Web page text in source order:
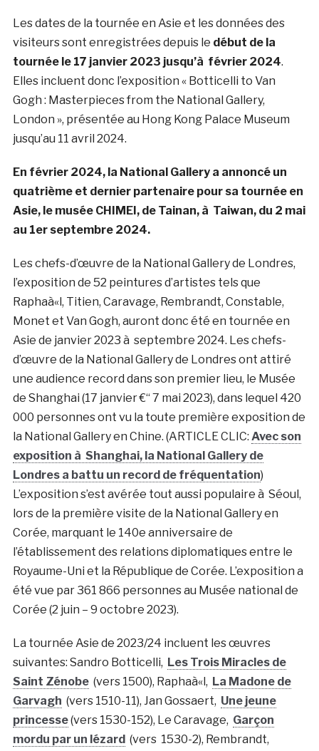
Les dates de la tournée en Asie et les données des
visiteurs sont enregistrées depuis le début de la
tournée le 17 janvier 2023 jusqu’à février 2024.
Elles incluent donc l’exposition « Botticelli to Van
Gogh : Masterpieces from the National Gallery,
London », présentée au Hong Kong Palace Museum
jusqu’au 11 avril 2024.
En février 2024, la National Gallery a annoncé un
quatrième et dernier partenaire pour sa tournée en
Asie, le musée CHIMEI, de Tainan, à Taiwan, du 2 mai
au 1er septembre 2024.
Les chefs-d’œuvre de la National Gallery de Londres,
l’exposition de 52 peintures d’artistes tels que
Raphaà«l, Titien, Caravage, Rembrandt, Constable,
Monet et Van Gogh, auront donc été en tournée en
Asie de janvier 2023 à septembre 2024. Les chefs-
d’œuvre de la National Gallery de Londres ont attiré
une audience record dans son premier lieu, le Musée
de Shanghai (17 janvier €“ 7 mai 2023), dans lequel 420
000 personnes ont vu la toute première exposition de
la National Gallery en Chine. (ARTICLE CLIC: Avec son
exposition à Shanghai, la National Gallery de
Londres a battu un record de fréquentation)
L’exposition s’est avérée tout aussi populaire à Séoul,
lors de la première visite de la National Gallery en
Corée, marquant le 140e anniversaire de
l’établissement des relations diplomatiques entre le
Royaume-Uni et la République de Corée. L’exposition a
été vue par 361 866 personnes au Musée national de
Corée (2 juin – 9 octobre 2023).
La tournée Asie de 2023/24 incluent les œuvres
suivantes: Sandro Botticelli, Les Trois Miracles de
Saint Zénobe(vers 1500), Raphaà«l, La Madone de
Garvagh (vers 1510-11), Jan Gossaert, Une jeune
princesse(vers 1530-152), Le Caravage, Garçon
mordu par un lézard(vers 1530-2), Rembrandt,